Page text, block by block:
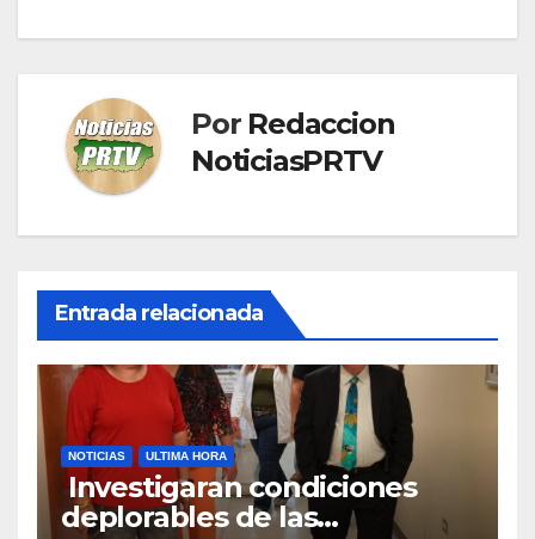
Por Redaccion
NoticiasPRTV
Entrada relacionada
NOTICIAS ULTIMA HORA
Investigaran condiciones
deplorables de las